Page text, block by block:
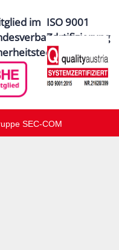
im ISO 9001
Zertifizierung
SEC-COM